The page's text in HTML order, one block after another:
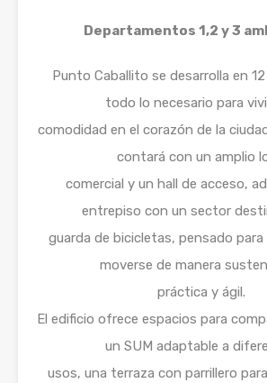
Departamentos 1,2 y 3
Punto Caballito se desarrolla en
todo lo necesario para
comodidad en el corazón de la
contará con un amplio
comercial y un hall de acceso,
entrepiso con un sector
guarda de bicicletas, pensado para
moverse de manera
práctica y ágil.
El edificio ofrece espacios para
un SUM adaptable a
usos, una terraza con parrillero